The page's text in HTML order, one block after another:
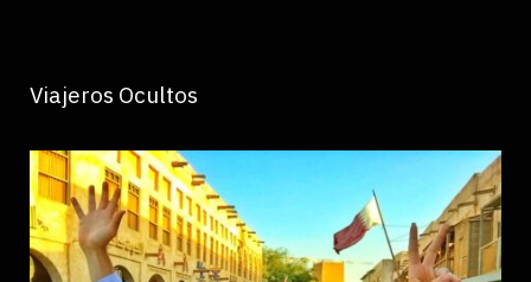
Viajeros Ocultos